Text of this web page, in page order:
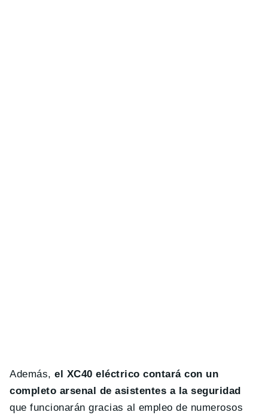
Además,el XC40 eléctrico contará con un
completo arsenal de asistentes a la seguridad
que funcionarán gracias al empleo de numerosos